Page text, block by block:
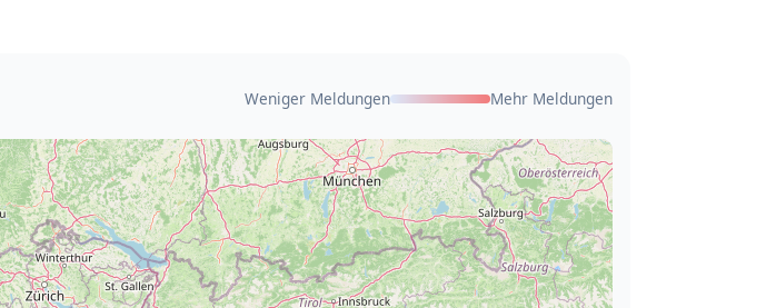
Weniger Meldungen Mehr Meldungen